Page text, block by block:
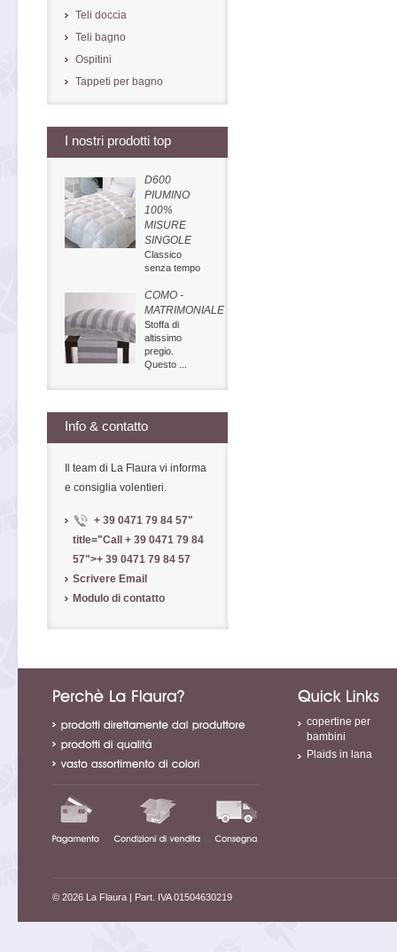
Teli doccia
Teli bagno
Ospitini
Tappeti per bagno
I nostri prodotti top
D600
PIUMINO
100%
MISURE
SINGOLE
Classico
senza tempo
COMO -
MATRIMONIALE
Stoffa di
altissimo
pregio.
Questo ...
Info & contatto
Il team di La Flaura vi informa
e consiglia volentieri.
+ 39 0471 79 84 57"
title="Call + 39 0471 79 84
57">+ 39 0471 79 84 57
Scrivere Email
Modulo di contatto
copertine per
bambini
Plaids in lana
© 2026 La Flaura| Part. IVA 01504630219